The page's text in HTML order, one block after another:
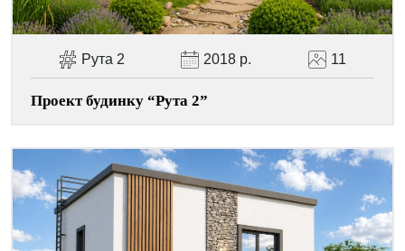
Рута 2 2018 р. 11
Проект будинку “Рута 2”